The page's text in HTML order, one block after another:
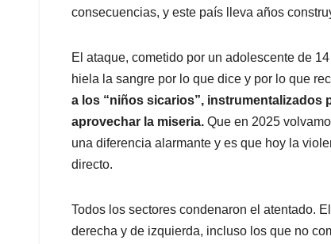
consecuencias, y este país lleva años
El ataque, cometido por un adolescente de
hiela la sangre por lo que dice y por lo que
a los “niños sicarios”, instrumentalizados
aprovechar la miseria. Que en 2025
una diferencia alarmante y es que hoy la
directo.
Todos los sectores condenaron el atentado.
derecha y de izquierda, incluso los que no